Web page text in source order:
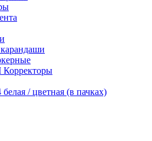
/ цветная (в пачках)